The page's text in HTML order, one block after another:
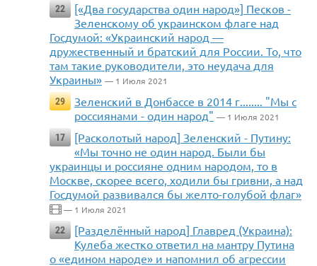
22
[«Два государства один народ»] Песков -
Зеленскому об украинском флаге над
Госдумой: «Украинский народ —
дружественный и братский для России. То, что
там такие руководители, это неудача для
Украины» — 1 Июля 2021
29
Зеленский в Донбассе в 2014 г........ "Мы с
россиянами - один народ" — 1 Июля 2021
17
[Расколотый народ] Зеленский - Путину:
«Мы точно не один народ. Были бы
украинцы и россияне одним народом, то в
Москве, скорее всего, ходили бы гривни, а над
Госдумой развивался бы желто-голубой флаг»
— 1 Июля 2021
22
[Разделённый народ] Главред (Украина):
Кулеба жестко ответил на мантру Путина
о «едином народе» и напомнил об агрессии